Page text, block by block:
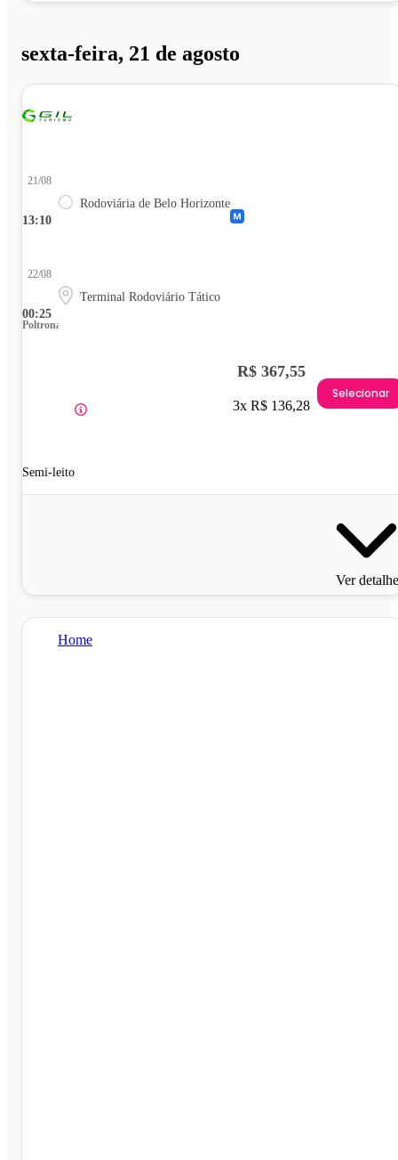
sexta-feira, 21 de agosto
13:10
21/08
Rodoviária de Belo Horizonte
00:25
22/08
Terminal Rodoviário Tático
Poltrona
Semi-leito
R$ 367,55
3x R$ 136,28
Selecionar
Ver
Home